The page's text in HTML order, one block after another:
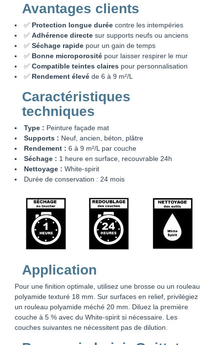
Avantages clients
✅ Protection longue durée contre les intempéries
✅ Adhérence directe sur supports neufs ou anciens
✅ Séchage rapide pour un gain de temps
✅ Bonne microporosité pour laisser respirer le mur
✅ Compatible teintes claires pour personnalisation
✅ Rendement élevé de 6 à 9 m²/L
Caractéristiques
techniques
Type : Peinture façade mat
Supports : Neuf, ancien, béton, plâtre
Rendement : 6 à 9 m²/L par couche
Séchage : 1 heure en surface, recouvrable 24h
Nettoyage : White-spirit
Durée de conservation : 24 mois
Application
Pour une finition optimale, utilisez une brosse ou un rouleau
polyamide texturé 18 mm. Sur surfaces en relief, privilégiez
un rouleau polyamide méché 20 mm. Diluez la première
couche à 5 % avec du White-spirit si nécessaire. Les
couches suivantes ne nécessitent pas de dilution.